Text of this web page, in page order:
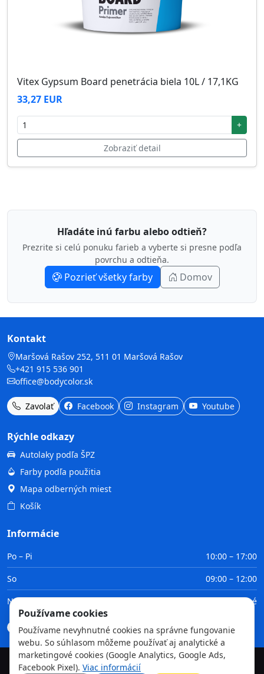
Vitex Gypsum Board penetrácia biela 10L / 17,1KG
33,27 EUR
+
Zobraziť detail
Hľadáte inú farbu alebo odtieň?
Prezrite si celú ponuku farieb a vyberte si presne podľa
povrchu a odtieňa.
Pozrieť všetky farby Domov
Kontakt
Maršová Rašov 252, 511 01 Maršová Rašov
+421 915 536 901
office@bodycolor.sk
Zavolať Facebook Instagram Youtube
Rýchle odkazy
Autolaky podľa ŠPZ
Farby podľa použitia
Mapa odberných miest
Košík
Informácie
Po – Pi
10:00 – 17:00
So
09:00 – 12:00
Ne
Zatvorené
Doprava Platba Obchodné podmienky GDPR
©2026TvojaFarba.sk • Všetky práva vyhradené
Používame cookies
Používame nevyhnutné cookies na správne fungovanie
webu. So súhlasom môžeme používať aj analytické a
marketingové cookies (Google Analytics, Google Ads,
Facebook Pixel). Viac informácií